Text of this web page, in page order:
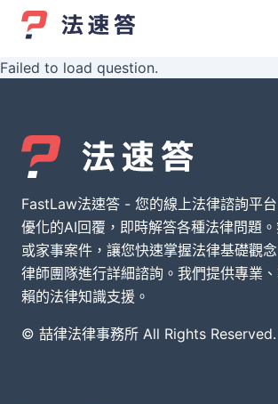
Failed to load question.
FastLaw法速答 - 您的線上法律諮詢平
優化的AI回覆，即時解答各種法律問題
或家事案件，讓您快速掌握法律基礎觀
律師團隊進行詳細諮詢。我們提供專業
賴的法律知識支援。
© 喆律法律事務所 All Rights Reserved.